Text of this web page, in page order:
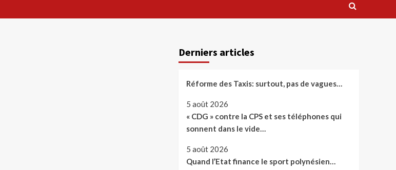
Derniers articles
Réforme des Taxis: surtout, pas de vagues…
5 août 2026
« CDG » contre la CPS et ses téléphones qui
sonnent dans le vide…
5 août 2026
Quand l’Etat finance le sport polynésien…